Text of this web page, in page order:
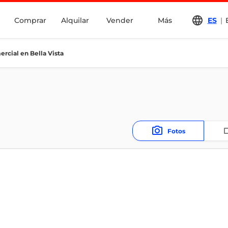
Comprar Alquilar Vender Más ES |
en Bella Vista
Fotos